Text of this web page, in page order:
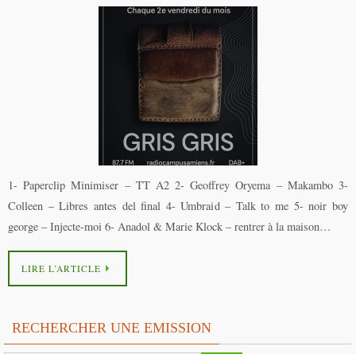
1- Paperclip Minimiser – TT A2 2- Geoffrey Oryema – Makambo 3-
Colleen – Libres antes del final 4- Umbraid – Talk to me 5- noir boy
george – Injecte-moi 6- Anadol & Marie Klock – rentrer à la maison…
LIRE L’ARTICLE
RECHERCHER UNE EMISSION